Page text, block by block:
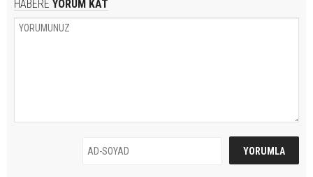
HABERE YORUM KAT